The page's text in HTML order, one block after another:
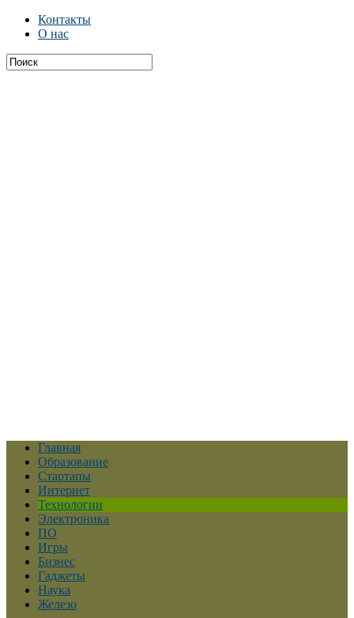
Контакты
О нас
Главная
Образование
Стартапы
Интернет
Технологии
Электроника
ПО
Игры
Бизнес
Гаджеты
Наука
Железо